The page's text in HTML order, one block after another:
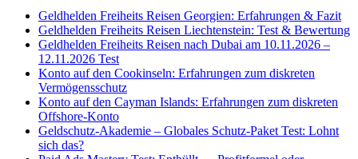
Geldhelden Freiheits Reisen Georgien: Erfahrungen & Fazit
Geldhelden Freiheits Reisen Liechtenstein: Test & Bewertung
Geldhelden Freiheits Reisen nach Dubai am 10.11.2026 –
12.11.2026 Test
Konto auf den Cookinseln: Erfahrungen zum diskreten
Vermögensschutz
Konto auf den Cayman Islands: Erfahrungen zum diskreten
Offshore-Konto
Geldschutz-Akademie – Globales Schutz-Paket Test: Lohnt
sich das?